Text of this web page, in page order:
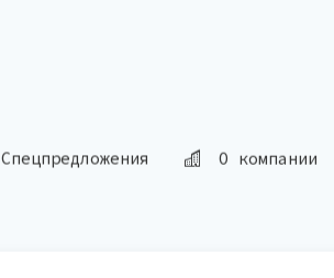
Спецпредложения О компании